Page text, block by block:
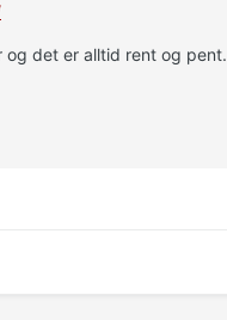
det er alltid rent og